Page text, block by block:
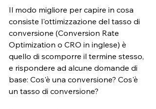
Il modo migliore per capire in cosa
consiste l'ottimizzazione del tasso di
conversione (Conversion Rate
Optimization o CRO in inglese) è
quello di scomporre il termine stesso,
e rispondere ad alcune domande di
base: Cos'è una conversione? Cos'è
un tasso di conversione?